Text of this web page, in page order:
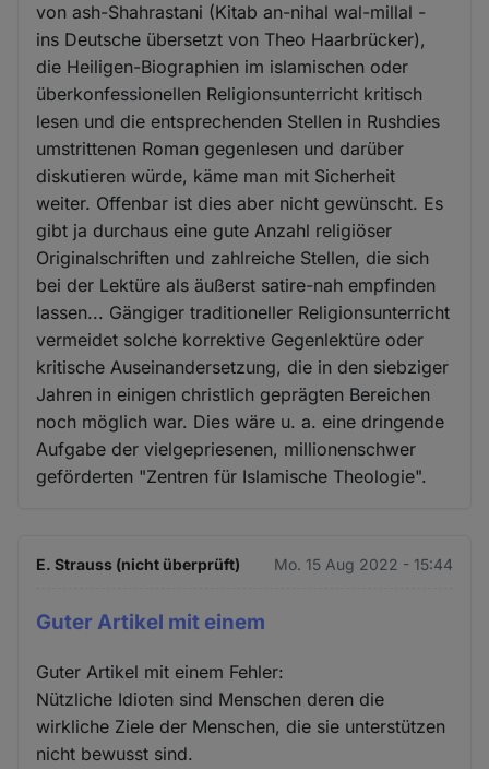
von ash-Shahrastani (Kitab an-nihal wal-millal -
ins Deutsche übersetzt von Theo Haarbrücker),
die Heiligen-Biographien im islamischen oder
überkonfessionellen Religionsunterricht kritisch
lesen und die entsprechenden Stellen in Rushdies
umstrittenen Roman gegenlesen und darüber
diskutieren würde, käme man mit Sicherheit
weiter. Offenbar ist dies aber nicht gewünscht. Es
gibt ja durchaus eine gute Anzahl religiöser
Originalschriften und zahlreiche Stellen, die sich
bei der Lektüre als äußerst satire-nah empfinden
lassen... Gängiger traditioneller Religionsunterricht
vermeidet solche korrektive Gegenlektüre oder
kritische Auseinandersetzung, die in den siebziger
Jahren in einigen christlich geprägten Bereichen
noch möglich war. Dies wäre u. a. eine dringende
Aufgabe der vielgepriesenen, millionenschwer
geförderten "Zentren für Islamische Theologie".
E. Strauss (nicht überprüft) Mo. 15 Aug 2022 - 15:44
Guter Artikel mit einem
Guter Artikel mit einem Fehler:
Nützliche Idioten sind Menschen deren die
wirkliche Ziele der Menschen, die sie unterstützen
nicht bewusst sind.